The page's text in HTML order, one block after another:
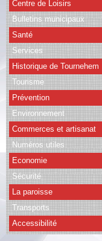
CAPSO
Agenda
Albums
Vidéos
Facebook
Contact
Centre de Loisirs
Bulletins municipaux
Santé
Services
Historique de Tournehem
Tourisme
Prévention
Environnement
Commerces et artisanat
Numéros utiles
Economie
Sécurité
La paroisse
Transports
Accessibilité